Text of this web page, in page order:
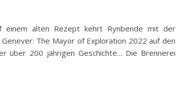
einem alten Rezept kehrt Rynbende mit der
The Mayor of Exploration 2022 auf den
über 200 jährigen Geschichte… Die Brennerei